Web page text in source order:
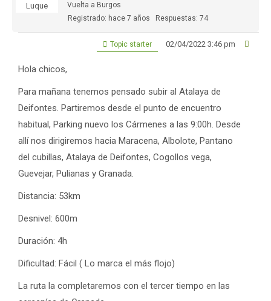
Vuelta a Burgos
Registrado: hace 7 años
Respuestas: 74
Topic starter 02/04/2022 3:46 pm
Hola chicos,
Para mañana tenemos pensado subir al Atalaya de
Deifontes. Partiremos desde el punto de encuentro
habitual, Parking nuevo los Cármenes a las 9:00h. Desde
allí nos dirigiremos hacia Maracena, Albolote, Pantano
del cubillas, Atalaya de Deifontes, Cogollos vega,
Guevejar, Pulianas y Granada.
Distancia: 53km
Desnivel: 600m
Duración: 4h
Dificultad: Fácil ( Lo marca el más flojo)
La ruta la completaremos con el tercer tiempo en las